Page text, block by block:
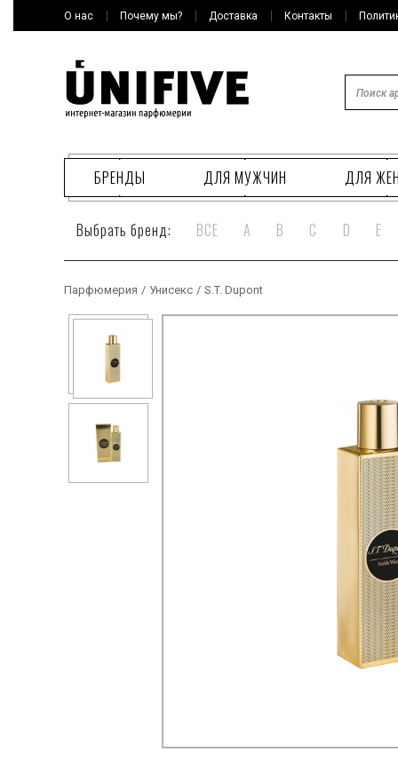
О нас Почему мы? Доставка Контакты
БРЕНДЫ ДЛЯ МУЖЧИН ДЛЯ
Выбрать бренд: ВСЕ A B C D E
Парфюмерия / Унисекс / S.T. Dupont